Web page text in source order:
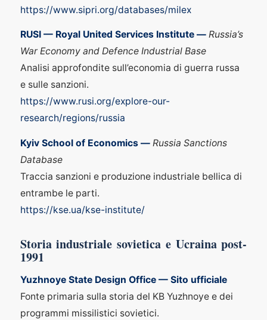
https://www.sipri.org/databases/milex
RUSI — Royal United Services Institute — Russia’s
War Economy and Defence Industrial Base
Analisi approfondite sull’economia di guerra russa
e sulle sanzioni.
https://www.rusi.org/explore-our-
research/regions/russia
Kyiv School of Economics — Russia Sanctions
Database
Traccia sanzioni e produzione industriale bellica di
entrambe le parti.
https://kse.ua/kse-institute/
Storia industriale sovietica e Ucraina post-
1991
Yuzhnoye State Design Office — Sito ufficiale
Fonte primaria sulla storia del KB Yuzhnoye e dei
programmi missilistici sovietici.